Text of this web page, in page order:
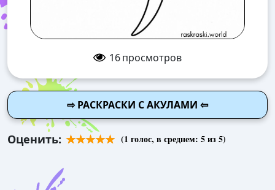
16просмотров
⇨ РАСКРАСКИ С АКУЛАМИ ⇦
Оценить: (1 голос, в среднем: 5из 5)